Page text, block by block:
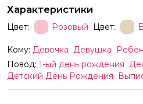
Характеристики
Цвет: Розовый Цвет:
Кому: Девочка Девушка
Повод: 1-ый день рождения
Детский День Рождения